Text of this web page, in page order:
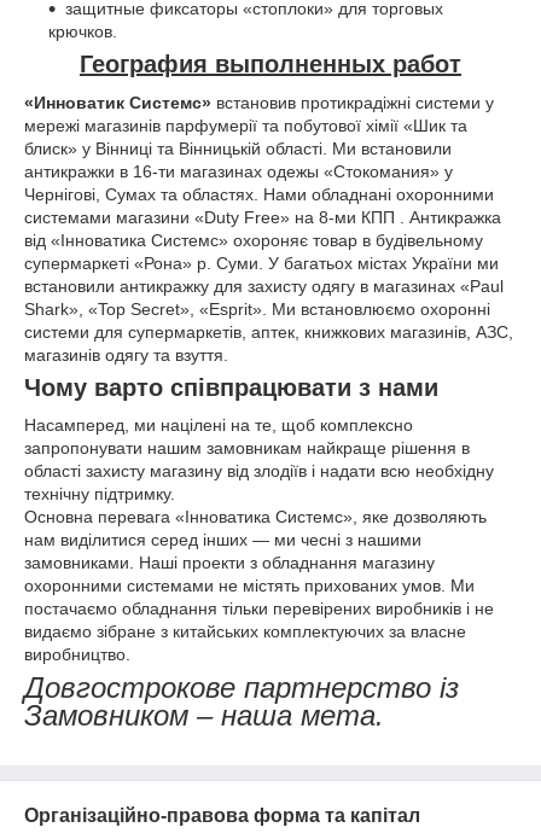
защитные фиксаторы «стоплоки» для торговых
крючков.
География выполненных работ
«Инноватик Системс» встановив протикрадіжні системи у
мережі магазинів парфумерії та побутової хімії «Шик та
блиск» у Вінниці та Вінницькій області. Ми встановили
антикражки в 16-ти магазинах одежы «Стокомания» у
Чернігові, Сумах та областях. Нами обладнані охоронними
системами магазини «Duty Free» на 8-ми КПП . Антикражка
від «Інноватика Системс» охороняє товар в будівельному
супермаркеті «Рона» р. Суми. У багатьох містах України ми
встановили антикражку для захисту одягу в магазинах «Paul
Shark», «Top Secret», «Esprit». Ми встановлюємо охоронні
системи для супермаркетів, аптек, книжкових магазинів, АЗС,
магазинів одягу та взуття.
Чому варто співпрацювати з нами
Насамперед, ми націлені на те, щоб комплексно
запропонувати нашим замовникам найкраще рішення в
області захисту магазину від злодіїв і надати всю необхідну
технічну підтримку.
Основна перевага «Інноватика Системс», яке дозволяють
нам виділитися серед інших — ми чесні з нашими
замовниками. Наші проекти з обладнання магазину
охоронними системами не містять прихованих умов. Ми
постачаємо обладнання тільки перевірених виробників і не
видаємо зібране з китайських комплектуючих за власне
виробництво.
Довгострокове партнерство із
Замовником – наша мета.
Організаційно-правова форма та капітал